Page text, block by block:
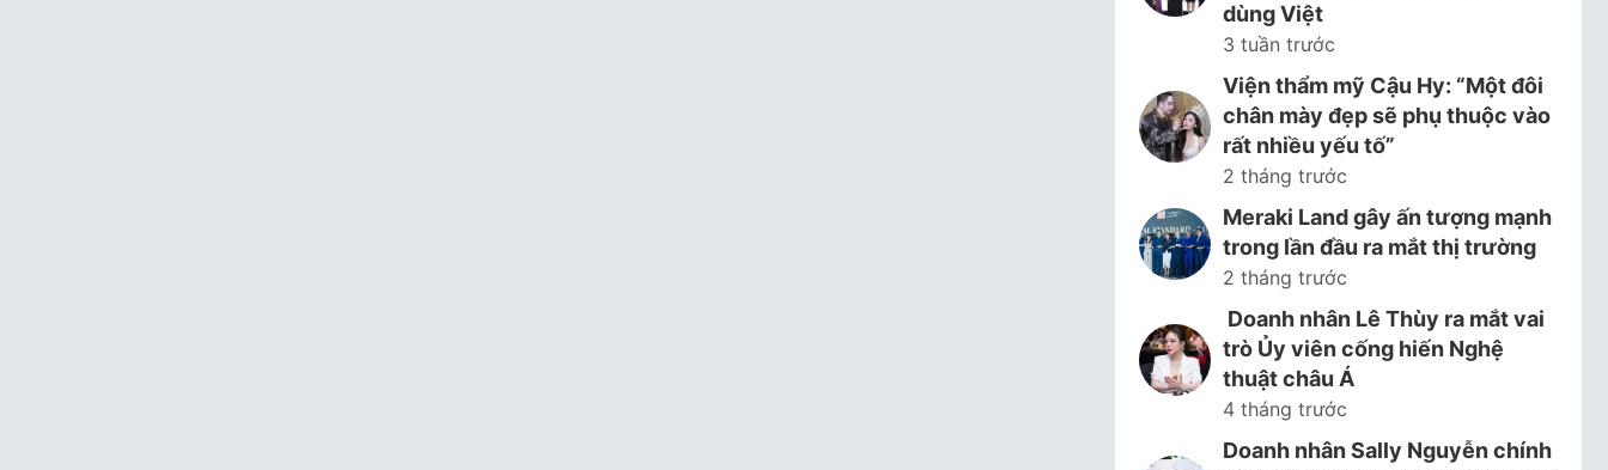
dùng Việt
3 tuần trước
Viện thẩm mỹ Cậu Hy: “Một đôi
chân mày đẹp sẽ phụ thuộc vào
rất nhiều yếu tố”
2 tháng trước
Meraki Land gây ấn tượng mạnh
trong lần đầu ra mắt thị trường
2 tháng trước
Doanh nhân Lê Thùy ra mắt vai
trò Ủy viên cống hiến Nghệ
thuật châu Á
4 tháng trước
Doanh nhân Sally Nguyễn chính